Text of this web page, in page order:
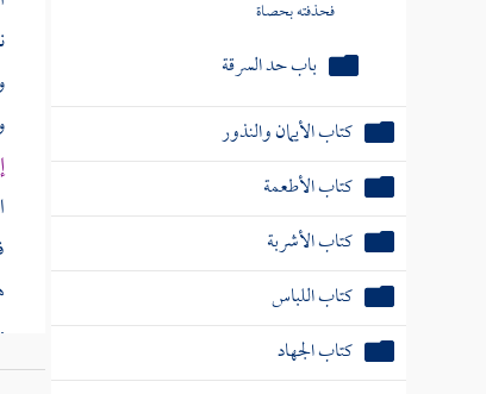
فحذفته بحصاة
باب حد السرقة
كتاب الأيمان والنذور
كتاب الأطعمة
كتاب الأشربة
كتاب اللباس
كتاب الجهاد